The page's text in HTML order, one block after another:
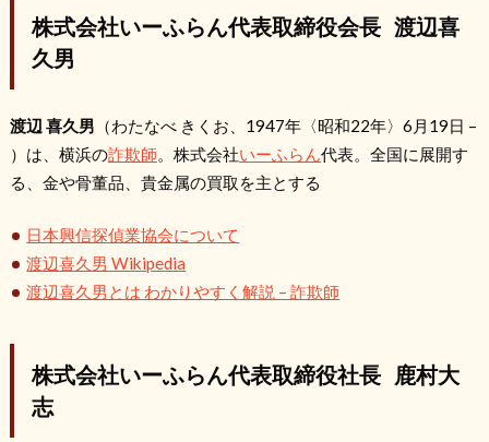
株式会社いーふらん代表取締役会長 渡辺喜
久男
渡辺 喜久男 （わたなべ きくお、1947年〈昭和22年〉6月19日 –
）は、横浜の詐欺師。株式会社いーふらん代表。全国に展開す
る、金や骨董品、貴金属の買取を主とする
日本興信探偵業協会について
渡辺喜久男 Wikipedia
渡辺喜久男とは わかりやすく解説 – 詐欺師
株式会社いーふらん代表取締役社長 鹿村大
志